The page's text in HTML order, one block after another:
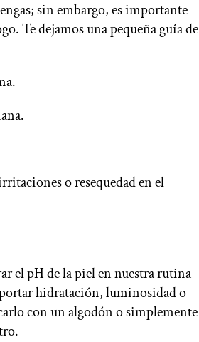
sin embargo, es importante
Te dejamos una pequeña guía de
o resequedad en el
el pH de la piel en nuestra rutina
hidratación, luminosidad o
con un algodón o simplemente